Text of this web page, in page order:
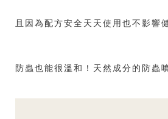
且因為配方安全天天使用也不影響
防蟲也能很溫和！天然成分的防蟲